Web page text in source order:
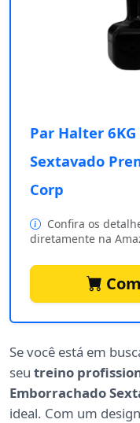
Par Halter
Sextavado
Corp
Confira os
diretamente na
Se você está em
seu treino
Emborrachado
ideal. Com um design